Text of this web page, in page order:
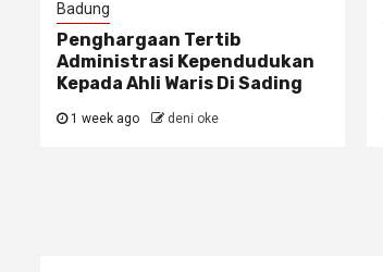
Badung
Penghargaan Tertib
Administrasi Kependudukan
Kepada Ahli Waris Di Sading
1 week ago deni oke